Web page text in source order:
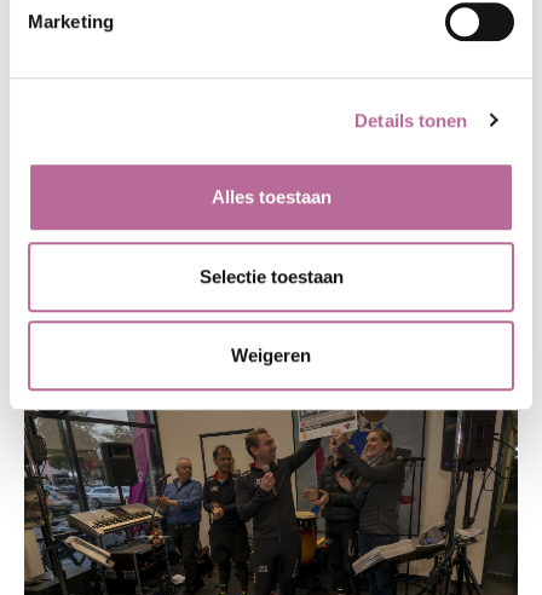
Marketing
Details tonen
Alles toestaan
Selectie toestaan
Weigeren